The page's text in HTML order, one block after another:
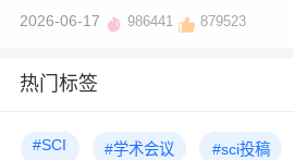
2026-06-17 986441 879523
热门标签
#SCI #学术会议 #sci投稿